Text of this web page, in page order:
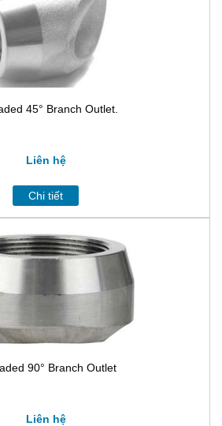
45° Branch Outlet.
Liên hệ
Chi tiết
90° Branch Outlet
Liên hệ